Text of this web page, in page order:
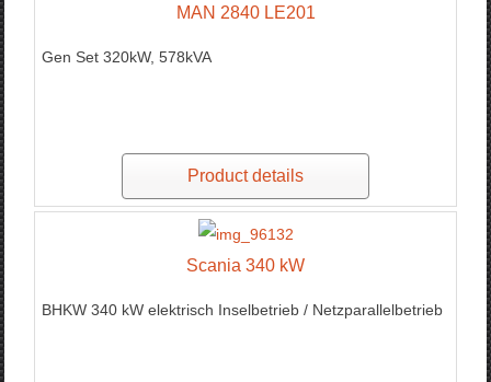
MAN 2840 LE201
Gen Set 320kW, 578kVA
Product details
Scania 340 kW
BHKW 340 kW elektrisch Inselbetrieb / Netzparallelbetrieb